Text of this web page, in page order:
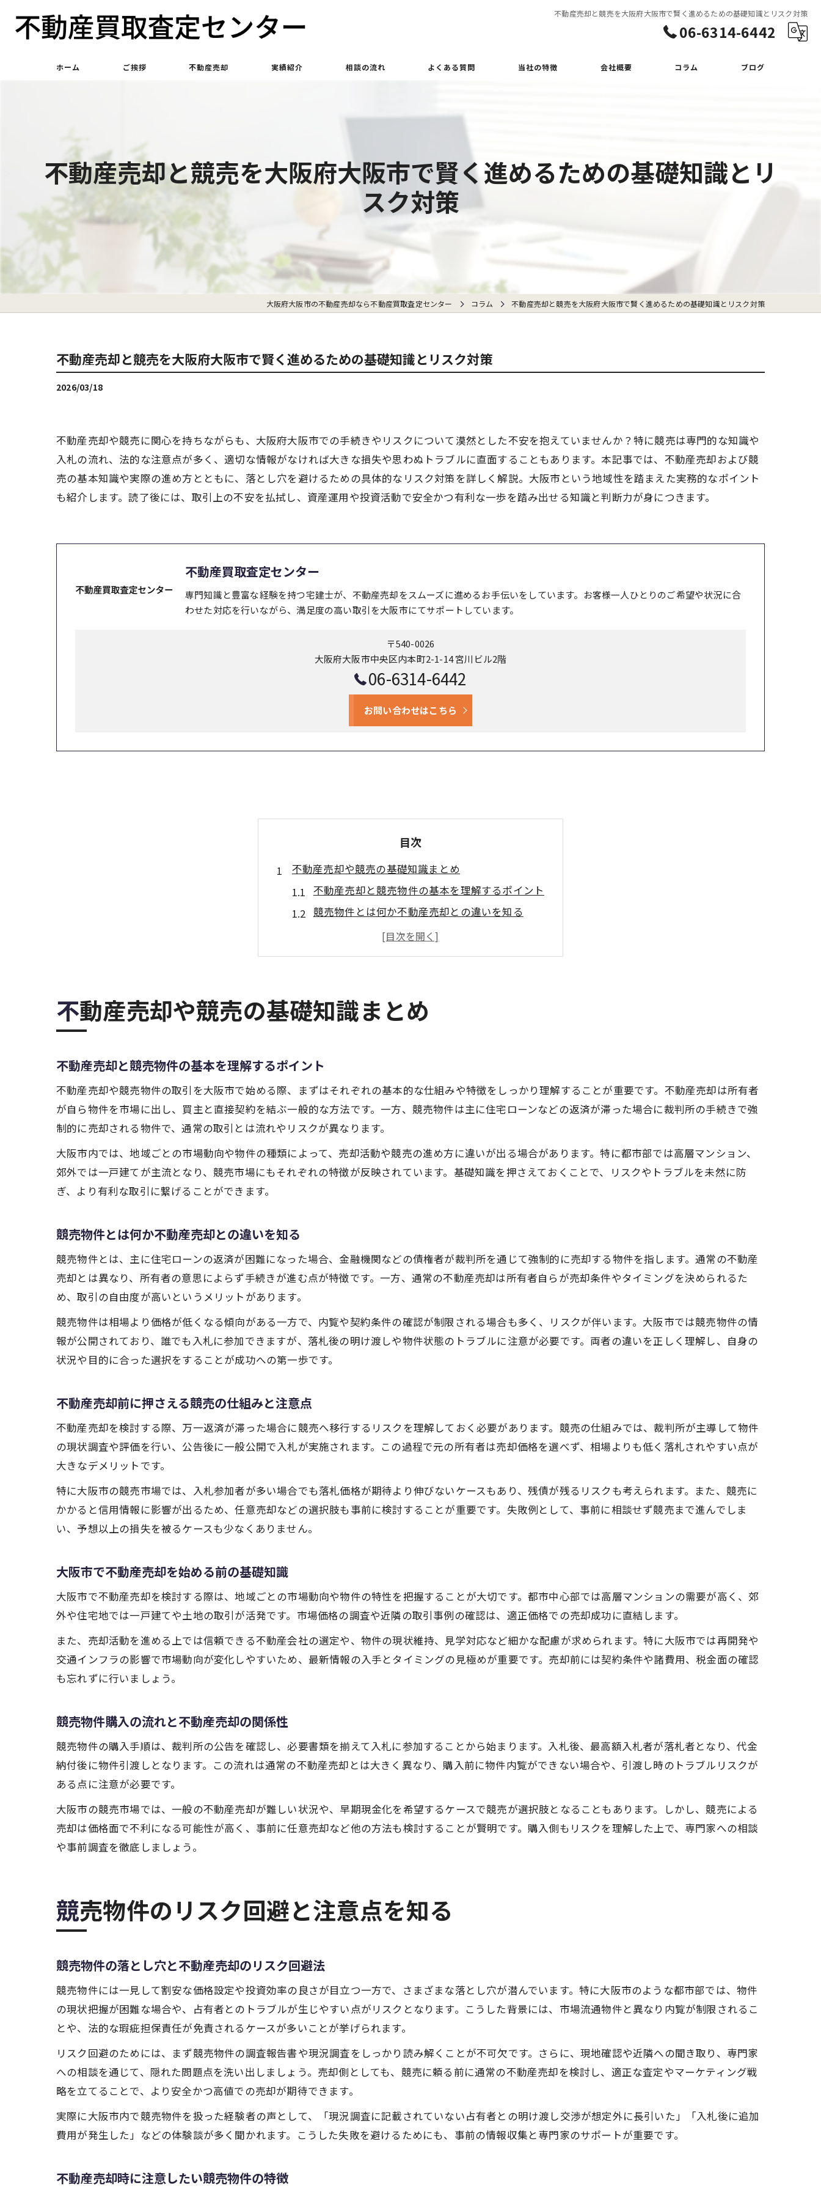
不動産売却と競売を大阪府大阪市で賢く進めるための基礎知識とリスク対策
06-6314-6442
ホーム ご挨拶 不動産売却 実績紹介 相談の流れ よくある質問 当社の特徴
土地
会社概要 コラム ブログ
不動産売却と競売を大阪府大阪市で賢く進めるための基礎知識とリ
スク対策
大阪府大阪市の不動産売却なら不動産買取査定センター コラム 不動産売却と競売を大阪府大阪市で賢く進めるための基礎知識とリスク対策
不動産売却と競売を大阪府大阪市で賢く進めるための基礎知識とリスク対策
2026/03/18
不動産売却や競売に関心を持ちながらも、大阪府大阪市での手続きやリスクについて漠然とした不安を抱えていませんか？特に競売は専門的な知識や
入札の流れ、法的な注意点が多く、適切な情報がなければ大きな損失や思わぬトラブルに直面することもあります。本記事では、不動産売却および競
売の基本知識や実際の進め方とともに、落とし穴を避けるための具体的なリスク対策を詳しく解説。大阪市という地域性を踏まえた実務的なポイント
も紹介します。読了後には、取引上の不安を払拭し、資産運用や投資活動で安全かつ有利な一歩を踏み出せる知識と判断力が身につきます。
不動産買取査定センター
専門知識と豊富な経験を持つ宅建士が、不動産売却をスムーズに進めるお手伝いをしています。お客様一人ひとりのご希望や状況に合
わせた対応を行いながら、満足度の高い取引を大阪市にてサポートしています。
〒540-0026
大阪府大阪市中央区内本町2-1-14 宮川ビル2階
06-6314-6442
お問い合わせはこちら
目次
不動産売却や競売の基礎知識まとめ
不動産売却と競売物件の基本を理解するポイント
競売物件とは何か不動産売却との違いを知る
不動産売却前に押さえる競売の仕組みと注意点
大阪市で不動産売却を始める前の基礎知識
競売物件のリスク回避と注意点を知る
競売物件の落とし穴と不動産売却のリスク回避法
競売物件やばいと言われる理由と対策ポイント
不動産売却で失敗しない競売物件の見極め方
競売物件購入時に知るべきリスクと注意事項
大阪市で不動産売却を検討する方へ
大阪市で不動産売却を成功させる重要な流れ
不動産売却時に押さえる大阪市の競売物件事情
競売へ進む前に見落とせない大切な点
不動産売却前に確認したい競売の注意ポイント
競売物件購入前に知るべき不動産売却の条件
家が競売にかかった後の対応策と注意事項
不動産売却と競売の選択で重要な判断基準
不動産売却時も役立つ競売物件の実態把握
競売物件購入時に気を付けたいリスクの詳細
不動産売却と競売物件のトラブル回避術
安全な不動産売却を実現するための工夫
トラブルを避けるための不動産売却の工夫
競売物件情報を活かした安心の不動産売却法
不動産売却や競売の基礎知識まとめ
不動産売却と競売物件の基本を理解するポイント
不動産売却や競売物件の取引を大阪市で始める際、まずはそれぞれの基本的な仕組みや特徴をしっかり理解することが重要です。不動産売却は所有者
が自ら物件を市場に出し、買主と直接契約を結ぶ一般的な方法です。一方、競売物件は主に住宅ローンなどの返済が滞った場合に裁判所の手続きで強
制的に売却される物件で、通常の取引とは流れやリスクが異なります。
大阪市内では、地域ごとの市場動向や物件の種類によって、売却活動や競売の進め方に違いが出る場合があります。特に都市部では高層マンション、
郊外では一戸建てが主流となり、競売市場にもそれぞれの特徴が反映されています。基礎知識を押さえておくことで、リスクやトラブルを未然に防
ぎ、より有利な取引に繋げることができます。
競売物件とは何か不動産売却との違いを知る
競売物件とは、主に住宅ローンの返済が困難になった場合、金融機関などの債権者が裁判所を通じて強制的に売却する物件を指します。通常の不動産
売却とは異なり、所有者の意思によらず手続きが進む点が特徴です。一方、通常の不動産売却は所有者自らが売却条件やタイミングを決められるた
め、取引の自由度が高いというメリットがあります。
競売物件は相場より価格が低くなる傾向がある一方で、内覧や契約条件の確認が制限される場合も多く、リスクが伴います。大阪市では競売物件の情
報が公開されており、誰でも入札に参加できますが、落札後の明け渡しや物件状態のトラブルに注意が必要です。両者の違いを正しく理解し、自身の
状況や目的に合った選択をすることが成功への第一歩です。
不動産売却前に押さえる競売の仕組みと注意点
不動産売却を検討する際、万一返済が滞った場合に競売へ移行するリスクを理解しておく必要があります。競売の仕組みでは、裁判所が主導して物件
の現状調査や評価を行い、公告後に一般公開で入札が実施されます。この過程で元の所有者は売却価格を選べず、相場よりも低く落札されやすい点が
大きなデメリットです。
特に大阪市の競売市場では、入札参加者が多い場合でも落札価格が期待より伸びないケースもあり、残債が残るリスクも考えられます。また、競売に
かかると信用情報に影響が出るため、任意売却などの選択肢も事前に検討することが重要です。失敗例として、事前に相談せず競売まで進んでしま
い、予想以上の損失を被るケースも少なくありません。
大阪市で不動産売却を始める前の基礎知識
大阪市で不動産売却を検討する際は、地域ごとの市場動向や物件の特性を把握することが大切です。都市中心部では高層マンションの需要が高く、郊
外や住宅地では一戸建てや土地の取引が活発です。市場価格の調査や近隣の取引事例の確認は、適正価格での売却成功に直結します。
また、売却活動を進める上では信頼できる不動産会社の選定や、物件の現状維持、見学対応など細かな配慮が求められます。特に大阪市では再開発や
交通インフラの影響で市場動向が変化しやすいため、最新情報の入手とタイミングの見極めが重要です。売却前には契約条件や諸費用、税金面の確認
も忘れずに行いましょう。
競売物件購入の流れと不動産売却の関係性
競売物件の購入手順は、裁判所の公告を確認し、必要書類を揃えて入札に参加することから始まります。入札後、最高額入札者が落札者となり、代金
納付後に物件引渡しとなります。この流れは通常の不動産売却とは大きく異なり、購入前に物件内覧ができない場合や、引渡し時のトラブルリスクが
ある点に注意が必要です。
大阪市の競売市場では、一般の不動産売却が難しい状況や、早期現金化を希望するケースで競売が選択肢となることもあります。しかし、競売による
売却は価格面で不利になる可能性が高く、事前に任意売却など他の方法も検討することが賢明です。購入側もリスクを理解した上で、専門家への相談
や事前調査を徹底しましょう。
競売物件のリスク回避と注意点を知る
競売物件の落とし穴と不動産売却のリスク回避法
競売物件には一見して割安な価格設定や投資効率の良さが目立つ一方で、さまざまな落とし穴が潜んでいます。特に大阪市のような都市部では、物件
の現状把握が困難な場合や、占有者とのトラブルが生じやすい点がリスクとなります。こうした背景には、市場流通物件と異なり内覧が制限されるこ
とや、法的な瑕疵担保責任が免責されるケースが多いことが挙げられます。
リスク回避のためには、まず競売物件の調査報告書や現況調査をしっかり読み解くことが不可欠です。さらに、現地確認や近隣への聞き取り、専門家
への相談を通じて、隠れた問題点を洗い出しましょう。売却側としても、競売に頼る前に通常の不動産売却を検討し、適正な査定やマーケティング戦
略を立てることで、より安全かつ高値での売却が期待できます。
実際に大阪市内で競売物件を扱った経験者の声として、「現況調査に記載されていない占有者との明け渡し交渉が想定外に長引いた」「入札後に追加
費用が発生した」などの体験談が多く聞かれます。こうした失敗を避けるためにも、事前の情報収集と専門家のサポートが重要です。
不動産売却時に注意したい競売物件の特徴